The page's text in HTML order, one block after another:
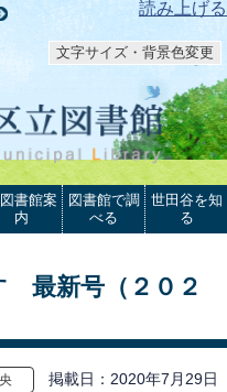
読み上げる
文字サイズ・背景色変更
書館案
内
図書館で調
べる
世田谷を知
る
最新号（２０２
掲載日 2020年7月29日